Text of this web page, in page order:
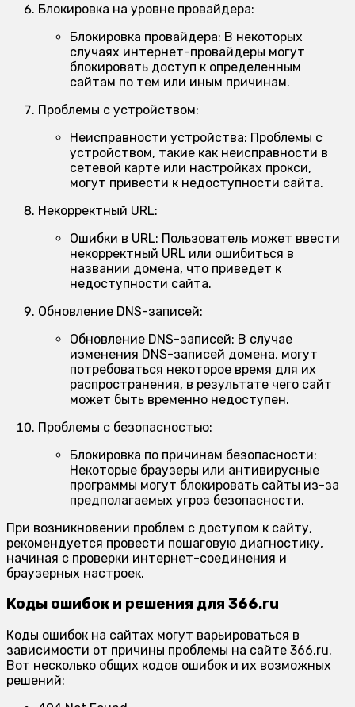
Блокировка на уровне провайдера:
Блокировка провайдера: В некоторых
случаях интернет-провайдеры могут
блокировать доступ к определенным
сайтам по тем или иным причинам.
Проблемы с устройством:
Неисправности устройства: Проблемы с
устройством, такие как неисправности в
сетевой карте или настройках прокси,
могут привести к недоступности сайта.
Некорректный URL:
Ошибки в URL: Пользователь может ввести
некорректный URL или ошибиться в
названии домена, что приведет к
недоступности сайта.
Обновление DNS-записей:
Обновление DNS-записей: В случае
изменения DNS-записей домена, могут
потребоваться некоторое время для их
распространения, в результате чего сайт
может быть временно недоступен.
Проблемы с безопасностью:
Блокировка по причинам безопасности:
Некоторые браузеры или антивирусные
программы могут блокировать сайты из-за
предполагаемых угроз безопасности.
При возникновении проблем с доступом к сайту,
рекомендуется провести пошаговую диагностику,
начиная с проверки интернет-соединения и
браузерных настроек.
Коды ошибок и решения для 366.ru
Коды ошибок на сайтах могут варьироваться в
зависимости от причины проблемы на сайте 366.ru.
Вот несколько общих кодов ошибок и их возможных
решений: